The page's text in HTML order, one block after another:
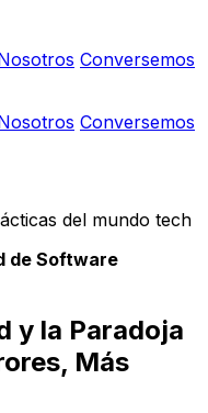
Conversemos
Conversemos
del mundo tech
de Software
y la Paradoja
Más